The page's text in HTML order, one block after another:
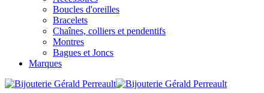
Boucles d'oreilles
Bracelets
Chaînes, colliers et pendentifs
Montres
Bagues et Joncs
Marques